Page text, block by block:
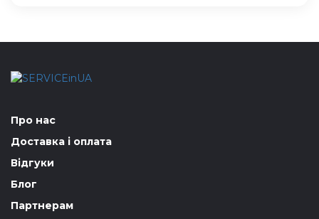
Про нас
Доставка і оплата
Відгуки
Блог
Партнерам